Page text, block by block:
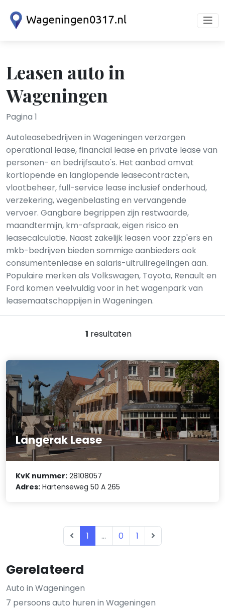
Leasen auto in
Wageningen
Pagina 1
Autoleasebedrijven in Wageningen verzorgen
operational lease, financial lease en private lease van
personen- en bedrijfsauto's. Het aanbod omvat
kortlopende en langlopende leasecontracten,
vlootbeheer, full-service lease inclusief onderhoud,
verzekering, wegenbelasting en vervangende
vervoer. Gangbare begrippen zijn restwaarde,
maandtermijn, km-afspraak, eigen risico en
leasecalculatie. Naast zakelijk leasen voor zzp'ers en
mkb-bedrijven bieden sommige aanbieders ook
consumentenlease en salaris-uitruilregelingen aan.
Populaire merken als Volkswagen, Toyota, Renault en
Ford komen veelvuldig voor in het wagenpark van
leasemaatschappijen in Wageningen.
Gerelateerd
Auto in Wageningen
7 persoons auto huren in Wageningen
1 resultaten
Langerak Lease
KvK nummer: 28108057
Adres: Hartenseweg 50 A 265
1 ... 0 1